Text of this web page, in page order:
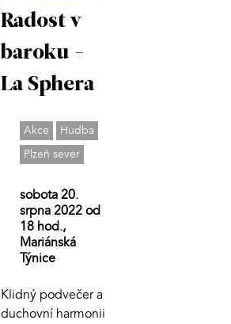
Radost v
baroku -
La Sphera
Akce
Hudba
Plzeň sever
sobota 20.
srpna 2022 od
18 hod.,
Mariánská
Týnice
Klidný podvečer a
duchovní harmonii